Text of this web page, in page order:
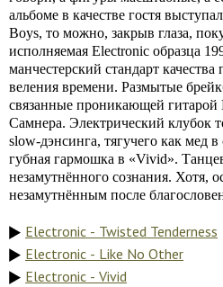
альбоме в качестве гостя
Boys, то можно, закрыв глаза,
исполняемая Electronic образца
манчестерский стандарт
веления времени. Размытые
связанные проникающей
Самнера. Электрический клубок
slow-дэнсинга, тягучего как мед
губная гармошка в «Vivid».
незамутнённого сознания. Хотя,
незамутнённым после
Electronic - Twisted Tenderness
Electronic - Like No Other
Electronic - Vivid